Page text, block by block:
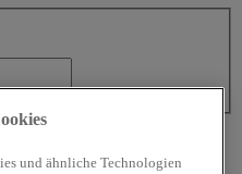
und ähnliche Technologien